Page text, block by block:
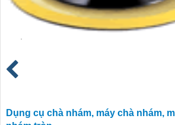
Dụng cụ chà nhám, máy chà nhám,